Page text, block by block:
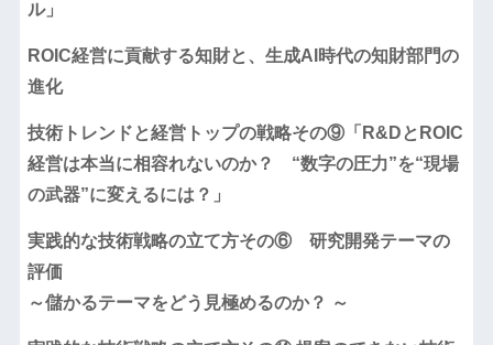
ル」
ROIC経営に貢献する知財と、生成AI時代の知財部門の
進化
技術トレンドと経営トップの戦略その⑨「R&DとROIC
経営は本当に相容れないのか？ “数字の圧力”を“現場
の武器”に変えるには？」
実践的な技術戦略の立て方その⑥ 研究開発テーマの
評価
～儲かるテーマをどう見極めるのか？ ～